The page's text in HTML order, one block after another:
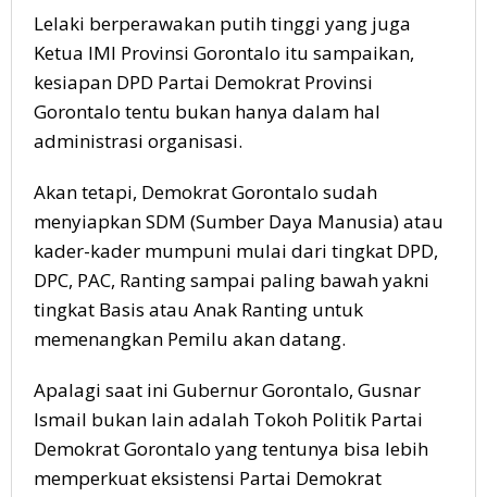
Lelaki berperawakan putih tinggi yang juga
Ketua IMI Provinsi Gorontalo itu sampaikan,
kesiapan DPD Partai Demokrat Provinsi
Gorontalo tentu bukan hanya dalam hal
administrasi organisasi.
Akan tetapi, Demokrat Gorontalo sudah
menyiapkan SDM (Sumber Daya Manusia) atau
kader-kader mumpuni mulai dari tingkat DPD,
DPC, PAC, Ranting sampai paling bawah yakni
tingkat Basis atau Anak Ranting untuk
memenangkan Pemilu akan datang.
Apalagi saat ini Gubernur Gorontalo, Gusnar
Ismail bukan lain adalah Tokoh Politik Partai
Demokrat Gorontalo yang tentunya bisa lebih
memperkuat eksistensi Partai Demokrat